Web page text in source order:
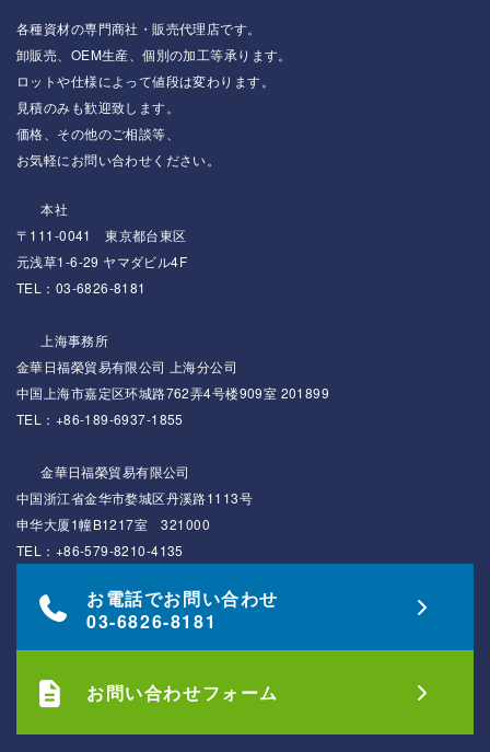
各種資材の専門商社・販売代理店です。
卸販売、OEM生産、個別の加工等承ります。
ロットや仕様によって値段は変わります。
見積のみも歓迎致します。
価格、その他のご相談等、
お気軽にお問い合わせください。
本社
〒111-0041 東京都台東区
元浅草1-6-29 ヤマダビル4F
TEL：03-6826-8181
上海事務所
金華日福榮貿易有限公司 上海分公司
中国上海市嘉定区环城路762弄4号楼909室 201899
TEL：+86-189-6937-1855
金華日福榮貿易有限公司
中国浙江省金华市婺城区丹溪路1113号
申华大厦1幢B1217室 321000
TEL：+86-579-8210-4135
お電話でお問い合わせ
03-6826-8181
お問い合わせフォーム